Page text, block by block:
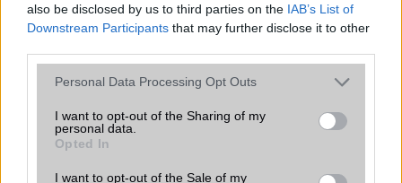
also be disclosed by us to third parties on the IAB’s List of
Downstream Participants that may further disclose it to other
Please note that this website/app uses one or more Google
not limited to your visit or usage behaviour. You may click to
grant or deny consent to Google and its third-party tags to
use your data for below specified purposes in below Google
consent section.
Personal Data Processing Opt Outs
I want to opt-out of the Sharing of my
personal data.
Opted In
I want to opt-out of the Sale of my
Ez a rejtett Samsung funkció teljesen
megváltoztatja a mobilhasználatot –
sokan mégsem tudnak róla
2026.07.12| Android Central
jelentősen felgyorsítja a mindennapi használatot,
miközben a Pixel telefonokból továbbra is hiányzik.